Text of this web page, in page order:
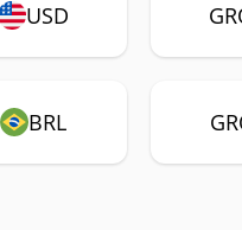
USD
BRL